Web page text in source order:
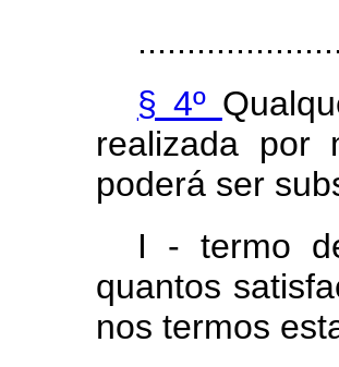
§ 4º
realizada por
poderá ser
I - termo
quantos
nos termos